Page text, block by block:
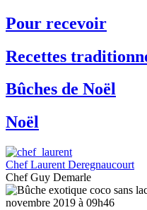
Pour recevoir
Recettes
Bûches de Noël
Noël
Chef Laurent Deregnaucourt
Chef Guy Demarle
novembre 2019 à 09h46